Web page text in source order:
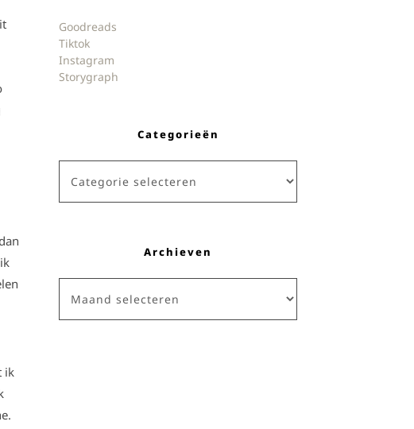
ik
Goodreads
Tiktok
Instagram
Storygraph
Categorieën
Archieven